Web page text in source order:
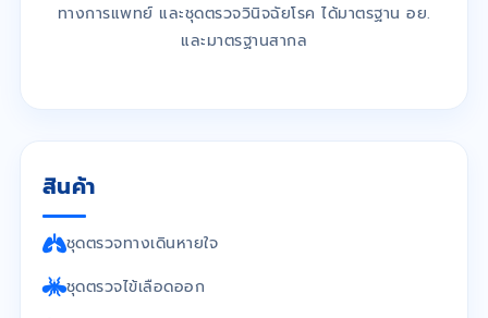
ทางการแพทย์ และชุดตรวจวินิจฉัยโรค ได้มาตรฐาน อย.
และมาตรฐานสากล
สินค้า
ชุดตรวจทางเดินหายใจ
ชุดตรวจไข้เลือดออก